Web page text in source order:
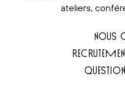
ateliers,
NOUS